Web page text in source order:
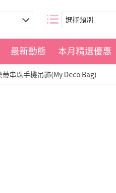
選擇類別
最新動態 本月精選優惠
蒂串珠手機吊飾(My Deco Bag)